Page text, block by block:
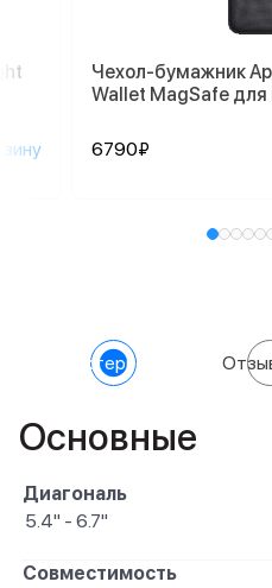
Чехол-бумажник
Wallet MagSafe для
6790₽
Характеристики
Основные
Диагональ
5.4" - 6.7"
Совместимость